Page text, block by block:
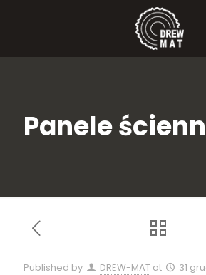
Panele
Published by DREW-MAT at 31